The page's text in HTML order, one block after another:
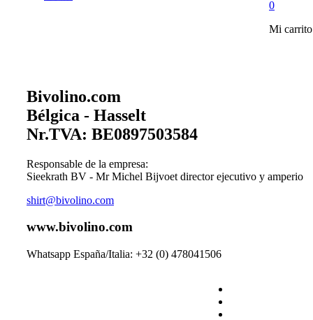
0
Mi carrito
Bivolino.com
Bélgica - Hasselt
Nr.TVA: BE0897503584
Responsable de la empresa:
Sieekrath BV - Mr Michel Bijvoet director ejecutivo y amperio
shirt@bivolino.com
www.bivolino.com
Whatsapp España/Italia: +32 (0) 478041506